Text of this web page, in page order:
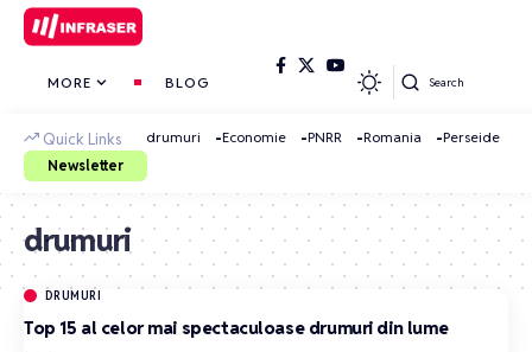
MORE BLOG Search
Quick Links drumuri Economie PNRR Romania
Perseide
Newsletter
drumuri
DRUMURI
Top 15 al celor mai spectaculoase drumuri din lume